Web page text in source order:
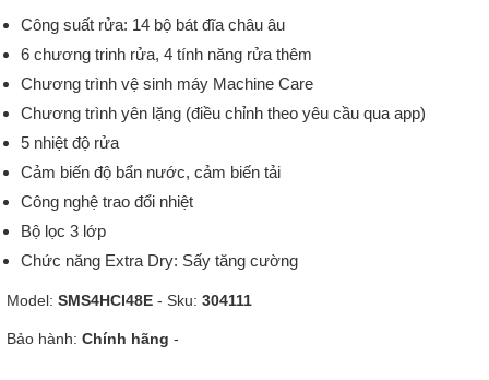
Công suất rửa: 14 bộ bát đĩa châu âu
6 chương trinh rửa, 4 tính năng rửa thêm
Chương trình vệ sinh máy Machine Care
Chương trình yên lặng (điều chỉnh theo yêu cầu qua app)
5 nhiệt độ rửa
Cảm biến độ bẩn nước, cảm biến tải
Công nghệ trao đổi nhiệt
Bộ lọc 3 lớp
Chức năng Extra Dry: Sấy tăng cường
Model: SMS4HCI48E - Sku: 304111
Bảo hành: Chính hãng -